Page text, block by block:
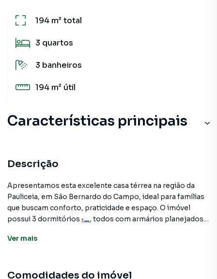
194 m²total
3 quartos
3 banheiros
194 m² útil
Características principais
Aquecimento Elétrico
Sala de estar
Aceita Pet
Cozinha
Descrição
Apresentamos esta excelente casa térrea na região da
Pauliceia, em São Bernardo do Campo, ideal para famílias
que buscam conforto, praticidade e espaço. O imóvel
possui 3 dormitórios 🛏️, todos com armários planejados,
sanca 🛋️ proporciona um ambiente elegante e
A cozinha planejada 🍴 alia praticidade e sofisticação,
Ver mais
Comodidades do imóvel